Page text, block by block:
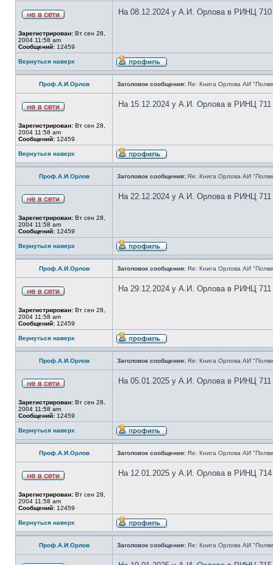
Зарегистрирован: Вт сен 28,
2004 11:58 am
Сообщений: 12459
На 08.12.2024 у А.И. Орлова в РИНЦ 710
Вернуться наверх
Проф.А.И.Орлов Заголовок сообщения: Re: Книга Орлова АИ
Зарегистрирован: Вт сен 28,
2004 11:58 am
Сообщений: 12459
На 15.12.2024 у А.И. Орлова в РИНЦ 711
Вернуться наверх
Проф.А.И.Орлов Заголовок сообщения: Re: Книга Орлова АИ
Зарегистрирован: Вт сен 28,
2004 11:58 am
Сообщений: 12459
На 22.12.2024 у А.И. Орлова в РИНЦ 711
Вернуться наверх
Проф.А.И.Орлов Заголовок сообщения: Re: Книга Орлова АИ
Зарегистрирован: Вт сен 28,
2004 11:58 am
Сообщений: 12459
На 29.12.2024 у А.И. Орлова в РИНЦ 711
Вернуться наверх
Проф.А.И.Орлов Заголовок сообщения: Re: Книга Орлова АИ
Зарегистрирован: Вт сен 28,
2004 11:58 am
Сообщений: 12459
На 05.01.2025 у А.И. Орлова в РИНЦ 711
Вернуться наверх
Проф.А.И.Орлов Заголовок сообщения: Re: Книга Орлова АИ
Зарегистрирован: Вт сен 28,
2004 11:58 am
Сообщений: 12459
На 12.01.2025 у А.И. Орлова в РИНЦ 714
Вернуться наверх
Проф.А.И.Орлов Заголовок сообщения: Re: Книга Орлова АИ